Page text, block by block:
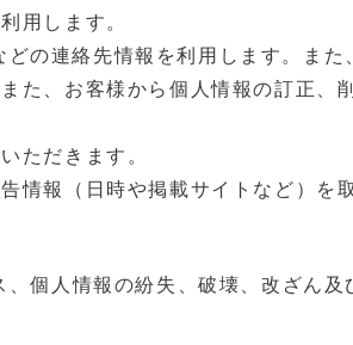
⽤します。
の連絡先情報を利⽤します。また
た、お客様から個⼈情報の訂正、
ただきます。
情報（⽇時や掲載サイトなど）を
個⼈情報の紛失、破壊、改ざん及